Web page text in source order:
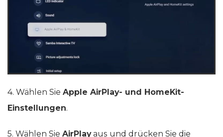
4. Wählen Sie Apple AirPlay- und HomeKit-
Einstellungen.
5. Wählen Sie AirPlayaus und drücken Sie die